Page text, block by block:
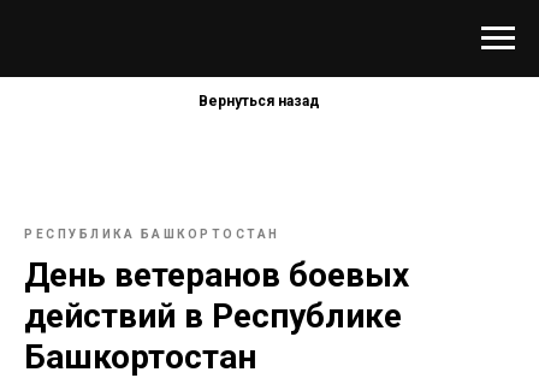
Вернуться назад
РЕСПУБЛИКА БАШКОРТОСТАН
День ветеранов боевых
действий в Республике
Башкортостан